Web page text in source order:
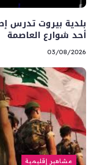
بلدية بيروت تدرس
أحد شوارع العاصمة
03/08/2026
مشاهير إقليمية